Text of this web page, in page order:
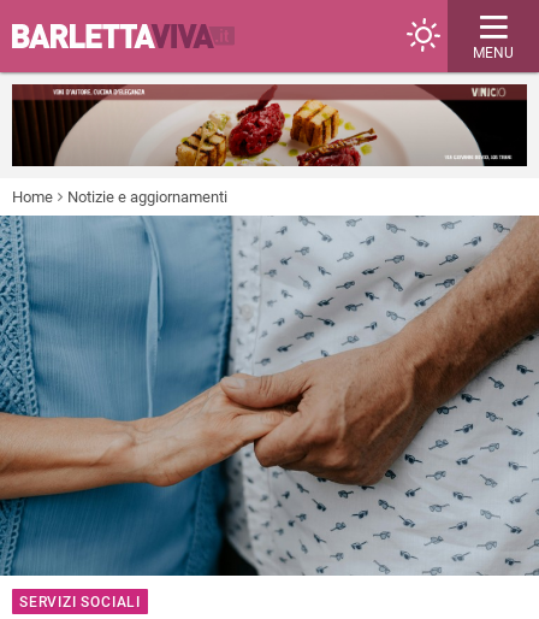
MENU
Home Notizie e aggiornamenti
SERVIZI SOCIALI